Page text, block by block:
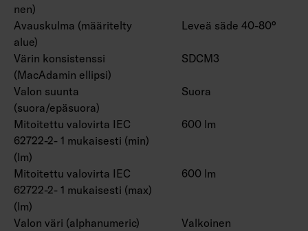
nen)
Avauskulma (määritelty
alue)
Leveä säde 40-80°
Värin konsistenssi
(MacAdamin ellipsi)
SDCM3
Valon suunta
(suora/epäsuora)
Suora
Mitoitettu valovirta IEC
62722-2- 1 mukaisesti (min)
(lm)
600 lm
Mitoitettu valovirta IEC
62722-2- 1 mukaisesti (max)
(lm)
600 lm
Valon väri (alphanumeric) Valkoinen